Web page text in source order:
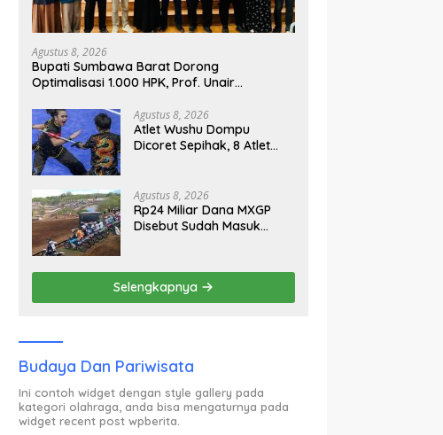
Agustus 8, 2026
Bupati Sumbawa Barat Dorong
Optimalisasi 1.000 HPK, Prof. Unair
2045
Agustus 8, 2026
Atlet Wushu Dompu
Dicoret Sepihak, 8 Atlet
Porprov NTB 2026
Agustus 8, 2026
Rp24 Miliar Dana MXGP
Disebut Sudah Masuk
Utang Rp11 Miliar Belum
Dibayar?
Selengkapnya
Budaya Dan Pariwisata
Ini contoh widget dengan style gallery pada
kategori olahraga, anda bisa mengaturnya pada
widget recent post wpberita.